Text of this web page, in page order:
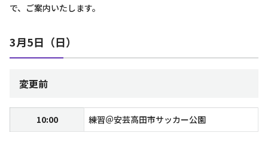
で、ご案内いたします。
3月5日（日）
変更前
10:00 練習＠安芸高田市サッカー公園